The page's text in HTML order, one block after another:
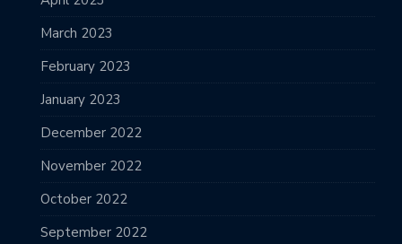
March 2023
February 2023
January 2023
December 2022
November 2022
October 2022
September 2022